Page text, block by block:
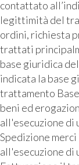
contattato
legittimità del
ordini, richiesta
trattati
base giuridica
indicata la base
trattamento
beni ed
all'esecuzione di
Spedizione
all'esecuzione di